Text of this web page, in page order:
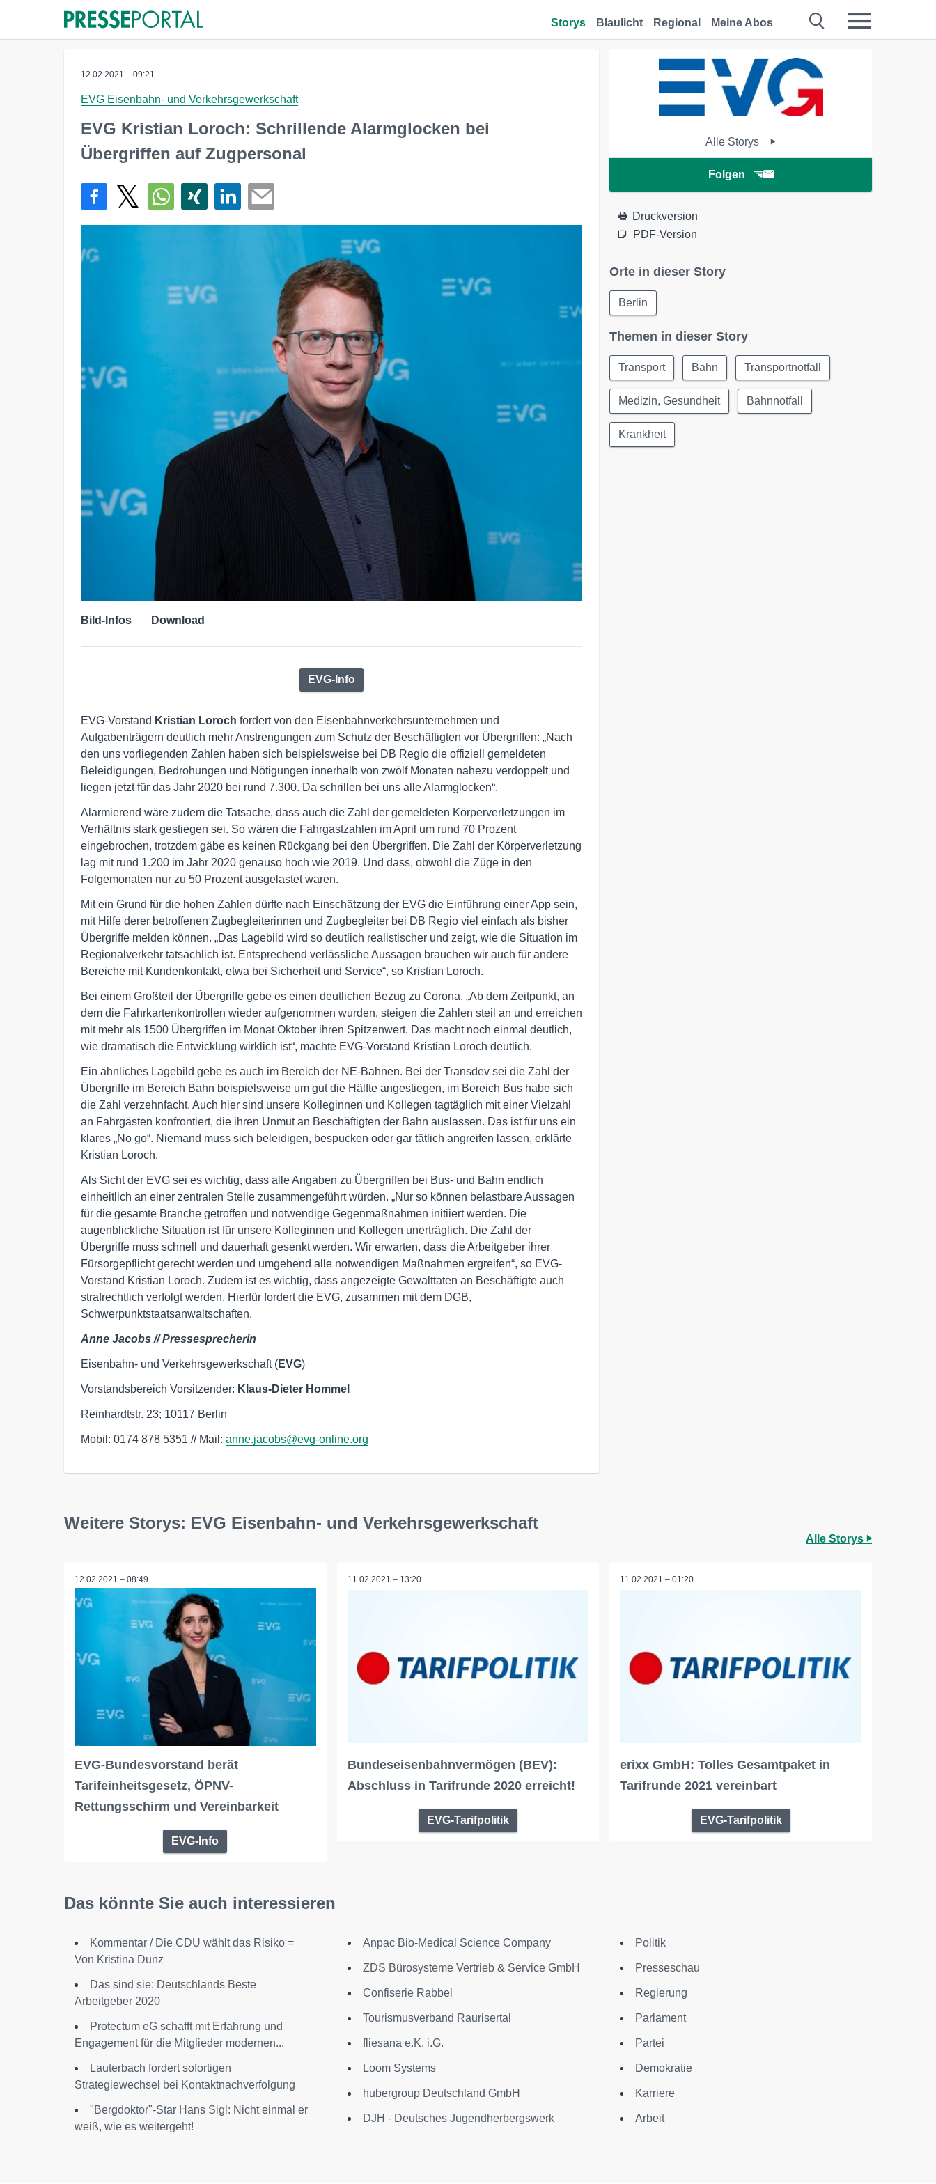
Storys Blaulicht Regional Meine Abos
12.02.2021 – 09:21
EVG Eisenbahn- und Verkehrsgewerkschaft
EVG Kristian Loroch: Schrillende Alarmglocken bei
Übergriffen auf Zugpersonal
Bild-Infos Download
EVG-Info
EVG-Vorstand Kristian Loroch fordert von den Eisenbahnverkehrsunternehmen und
Aufgabenträgern deutlich mehr Anstrengungen zum Schutz der Beschäftigten vor Übergriffen: „Nach
den uns vorliegenden Zahlen haben sich beispielsweise bei DB Regio die offiziell gemeldeten
Beleidigungen, Bedrohungen und Nötigungen innerhalb von zwölf Monaten nahezu verdoppelt und
liegen jetzt für das Jahr 2020 bei rund 7.300. Da schrillen bei uns alle Alarmglocken“.
Alarmierend wäre zudem die Tatsache, dass auch die Zahl der gemeldeten Körperverletzungen im
Verhältnis stark gestiegen sei. So wären die Fahrgastzahlen im April um rund 70 Prozent
eingebrochen, trotzdem gäbe es keinen Rückgang bei den Übergriffen. Die Zahl der Körperverletzung
lag mit rund 1.200 im Jahr 2020 genauso hoch wie 2019. Und dass, obwohl die Züge in den
Folgemonaten nur zu 50 Prozent ausgelastet waren.
Mit ein Grund für die hohen Zahlen dürfte nach Einschätzung der EVG die Einführung einer App sein,
mit Hilfe derer betroffenen Zugbegleiterinnen und Zugbegleiter bei DB Regio viel einfach als bisher
Übergriffe melden können. „Das Lagebild wird so deutlich realistischer und zeigt, wie die Situation im
Regionalverkehr tatsächlich ist. Entsprechend verlässliche Aussagen brauchen wir auch für andere
Bereiche mit Kundenkontakt, etwa bei Sicherheit und Service“, so Kristian Loroch.
Bei einem Großteil der Übergriffe gebe es einen deutlichen Bezug zu Corona. „Ab dem Zeitpunkt, an
dem die Fahrkartenkontrollen wieder aufgenommen wurden, steigen die Zahlen steil an und erreichen
mit mehr als 1500 Übergriffen im Monat Oktober ihren Spitzenwert. Das macht noch einmal deutlich,
wie dramatisch die Entwicklung wirklich ist“, machte EVG-Vorstand Kristian Loroch deutlich.
Ein ähnliches Lagebild gebe es auch im Bereich der NE-Bahnen. Bei der Transdev sei die Zahl der
Übergriffe im Bereich Bahn beispielsweise um gut die Hälfte angestiegen, im Bereich Bus habe sich
die Zahl verzehnfacht. Auch hier sind unsere Kolleginnen und Kollegen tagtäglich mit einer Vielzahl
an Fahrgästen konfrontiert, die ihren Unmut an Beschäftigten der Bahn auslassen. Das ist für uns ein
klares „No go“. Niemand muss sich beleidigen, bespucken oder gar tätlich angreifen lassen, erklärte
Kristian Loroch.
Als Sicht der EVG sei es wichtig, dass alle Angaben zu Übergriffen bei Bus- und Bahn endlich
einheitlich an einer zentralen Stelle zusammengeführt würden. „Nur so können belastbare Aussagen
für die gesamte Branche getroffen und notwendige Gegenmaßnahmen initiiert werden. Die
augenblickliche Situation ist für unsere Kolleginnen und Kollegen unerträglich. Die Zahl der
Übergriffe muss schnell und dauerhaft gesenkt werden. Wir erwarten, dass die Arbeitgeber ihrer
Fürsorgepflicht gerecht werden und umgehend alle notwendigen Maßnahmen ergreifen“, so EVG-
Vorstand Kristian Loroch. Zudem ist es wichtig, dass angezeigte Gewalttaten an Beschäftigte auch
strafrechtlich verfolgt werden. Hierfür fordert die EVG, zusammen mit dem DGB,
Schwerpunktstaatsanwaltschaften.
Anne Jacobs // Pressesprecherin
Eisenbahn- und Verkehrsgewerkschaft (EVG)
Vorstandsbereich Vorsitzender: Klaus-Dieter Hommel
Reinhardtstr. 23; 10117 Berlin
Mobil: 0174 878 5351 // Mail: anne.jacobs@evg-online.org
Alle Storys
Folgen
Druckversion
PDF-Version
Orte in dieser Story
Berlin
Themen in dieser Story
Transport Bahn Transportnotfall
Medizin, Gesundheit Bahnnotfall
Krankheit
Weitere Storys: EVG Eisenbahn- und Verkehrsgewerkschaft
Alle Storys
12.02.2021 – 08:49
EVG-Bundesvorstand berät
Tarifeinheitsgesetz, ÖPNV-
Rettungsschirm und Vereinbarkeit
EVG-Info
11.02.2021 – 13:20
Bundeseisenbahnvermögen (BEV):
Abschluss in Tarifrunde 2020 erreicht!
EVG-Tarifpolitik
11.02.2021 – 01:20
erixx GmbH: Tolles Gesamtpaket in
Tarifrunde 2021 vereinbart
EVG-Tarifpolitik
Das könnte Sie auch interessieren
Kommentar / Die CDU wählt das Risiko =
Von Kristina Dunz
Das sind sie: Deutschlands Beste
Arbeitgeber 2020
Protectum eG schafft mit Erfahrung und
Engagement für die Mitglieder modernen...
Lauterbach fordert sofortigen
Strategiewechsel bei Kontaktnachverfolgung
"Bergdoktor"-Star Hans Sigl: Nicht einmal er
weiß, wie es weitergeht!
Anpac Bio-Medical Science Company
ZDS Bürosysteme Vertrieb & Service GmbH
Confiserie Rabbel
Tourismusverband Raurisertal
fliesana e.K. i.G.
Loom Systems
hubergroup Deutschland GmbH
DJH - Deutsches Jugendherbergswerk
Politik
Presseschau
Regierung
Parlament
Partei
Demokratie
Karriere
Arbeit